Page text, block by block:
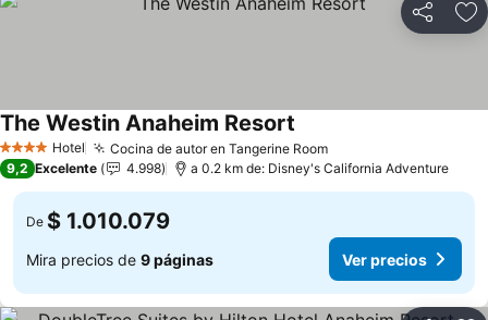
Compartir
4 EstrellasHotel Cocina de autor en Tangerine Room
The Westin Anaheim Resort
9,2 Excelente 4.998 a 0.2 km de: Disney's California Adventure
De $ 1.010.079
Mira precios de 9 páginas Ver precios